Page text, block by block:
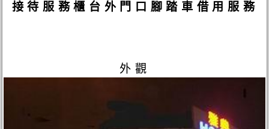
接待服務櫃台外門口腳踏車借用服務
外觀